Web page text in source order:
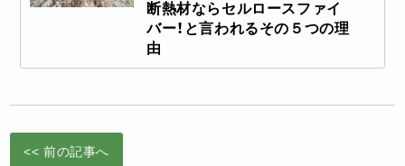
断熱材ならセルロースファイ
バー！と言われるその５つの理
由
<< 前の記事へ